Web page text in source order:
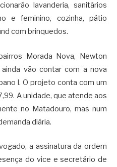
lavanderia, sanitários
e feminino, cozinha, pátio
com brinquedos.
Morada Nova, Newton
vão contar com a nova
I. O projeto conta com um
A unidade, que atende aos
no Matadouro, mas num
diária.
a assinatura da ordem
do vice e secretário de